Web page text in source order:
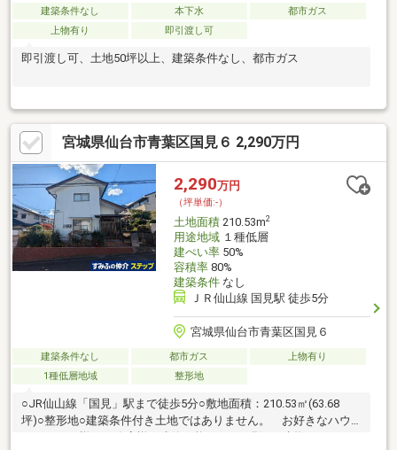
建築条件なし 本下水
都市ガス
上物有り
即引渡し可
即引渡し可、土地50坪以上、建築条件なし、都市ガス
宮城県仙台市青葉区国見６ 2,290万円
2,290万円
（坪単価:-）
土地面積210.53m2
用途地域１種低層
建ぺい率50%
容積率80%
建築条件なし
ＪＲ仙山線 国見駅 徒歩5分
宮城県仙台市青葉区国見６
建築条件なし 都市ガス
上物有り
1種低層地域
整形地
○JR仙山線「国見」駅まで徒歩5分○敷地面積：210.53㎡(63.68
坪)○整形地○建築条件付き土地ではありません。 お好きなハウ